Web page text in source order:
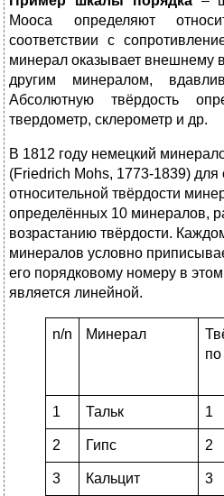
Мооса определяют
соответствии с
минерал оказывает внешнему
другим минералом,
Абсолютную твёрдость
твердометр, склерометр и др.
В 1812 году немецкий
(Friedrich Mohs, 1773-1839) для
относительной твёрдости
определённых 10 минералов,
возрастанию твёрдости.
минералов условно
его порядковому номеру в
является линейной.
n/n Минерал
1 Тальк 1
2 Гипс 2
3 Кальцит 3